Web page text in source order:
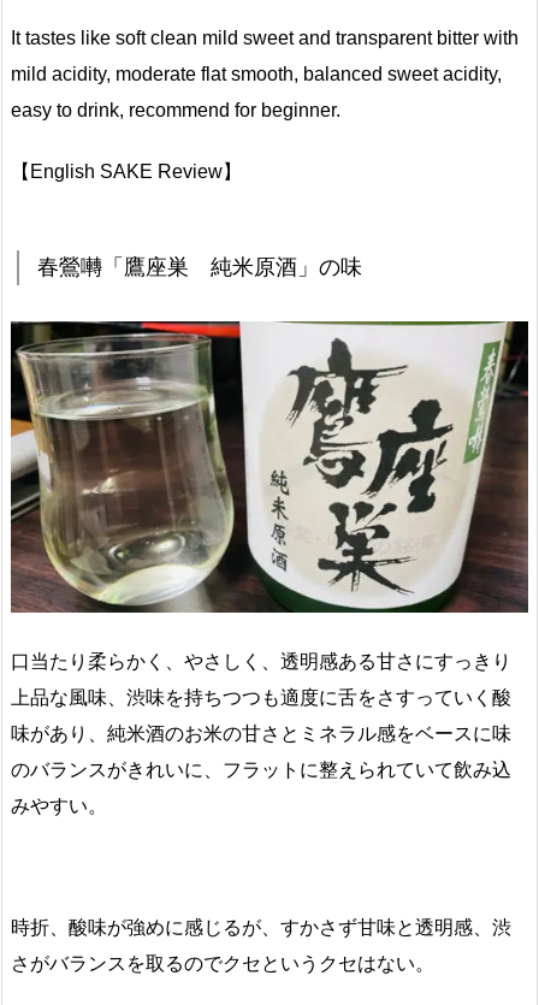
It tastes like soft clean mild sweet and transparent bitter with
mild acidity, moderate flat smooth, balanced sweet acidity,
easy to drink, recommend for beginner.
【English SAKE Review】
春鶯囀「鷹座巣 純米原酒」の味
口当たり柔らかく、やさしく、透明感ある甘さにすっきり
上品な風味、渋味を持ちつつも適度に舌をさすっていく酸
味があり、純米酒のお米の甘さとミネラル感をベースに味
のバランスがきれいに、フラットに整えられていて飲み込
みやすい。
時折、酸味が強めに感じるが、すかさず甘味と透明感、渋
さがバランスを取るのでクセというクセはない。